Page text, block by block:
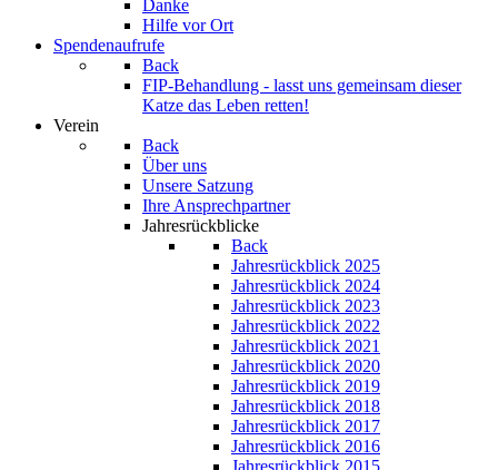
Danke
Hilfe vor Ort
Spendenaufrufe
Back
FIP-Behandlung - lasst uns gemeinsam dieser
Katze das Leben retten!
Verein
Back
Über uns
Unsere Satzung
Ihre Ansprechpartner
Jahresrückblicke
Back
Jahresrückblick 2025
Jahresrückblick 2024
Jahresrückblick 2023
Jahresrückblick 2022
Jahresrückblick 2021
Jahresrückblick 2020
Jahresrückblick 2019
Jahresrückblick 2018
Jahresrückblick 2017
Jahresrückblick 2016
Jahresrückblick 2015